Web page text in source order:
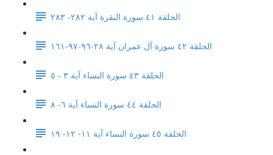
الحلقة ٤١ سورة البقرة آية ٢٨٢- ٢٨٣
الحلقة ٤٢ سورة آل عمران آية ٢٨-٩٦-٩٧-١٦١
الحلقة ٤٣ سورة النساء آية ٣ - ٥
الحلقة ٤٤ سورة النساء آية ٦- ٨
الحلقة ٤٥ سورة النساء آية ١١- ١٢- ١٩